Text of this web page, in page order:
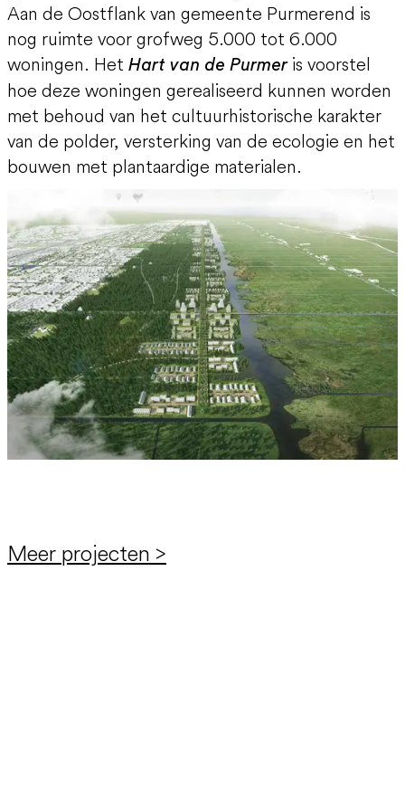
Aan de Oostflank van gemeente Purmerend is
nog ruimte voor grofweg 5.000 tot 6.000
woningen. Het Hart van de Purmeris voorstel
hoe deze woningen gerealiseerd kunnen worden
met behoud van het cultuurhistorische karakter
van de polder, versterking van de ecologie en het
bouwen met plantaardige materialen.
Meer projecten >